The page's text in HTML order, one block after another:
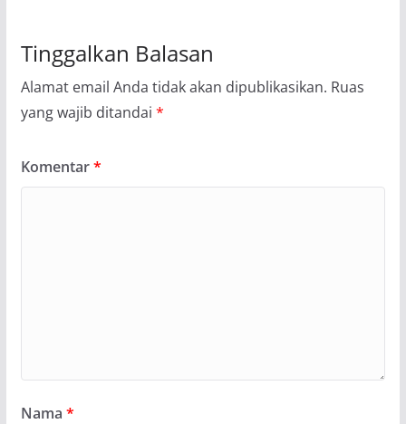
Tinggalkan Balasan
Alamat email Anda tidak akan dipublikasikan. Ruas
yang wajib ditandai *
Komentar*
Nama *